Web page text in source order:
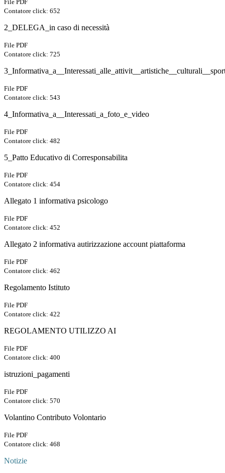
File PDF
Contatore click: 652
2_DELEGA_in caso di necessità
File PDF
Contatore click: 725
File PDF
Contatore click: 543
4_Informativa_a__Interessati_a_foto_e_video
File PDF
Contatore click: 482
5_Patto Educativo di Corresponsabilita
File PDF
Contatore click: 454
Allegato 1 informativa psicologo
File PDF
Contatore click: 452
Allegato 2 informativa autirizzazione account piattaforma
File PDF
Contatore click: 462
Regolamento Istituto
File PDF
Contatore click: 422
REGOLAMENTO UTILIZZO AI
File PDF
Contatore click: 400
istruzioni_pagamenti
File PDF
Contatore click: 570
Volantino Contributo Volontario
File PDF
Contatore click: 468
Notizie